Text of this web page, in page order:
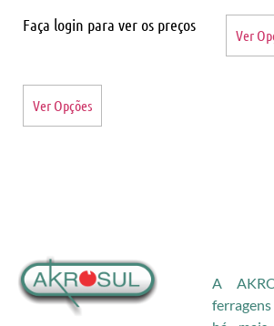
Faça login para ver os preços
Ver Opções
Ver
A